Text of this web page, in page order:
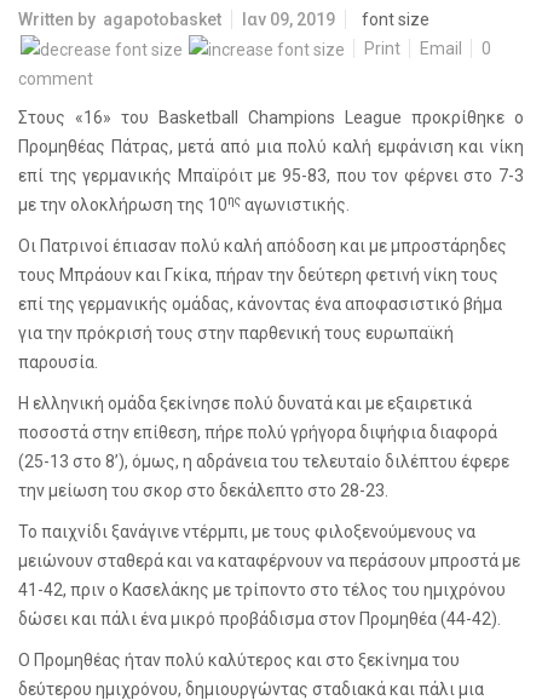
Written by agapotobasket Ιαν 09, 2019
font size
Print
Email
0
comment
Στους «16» του Basketball Champions League προκρίθηκε ο
Προμηθέας Πάτρας, μετά από μια πολύ καλή εμφάνιση και νίκη
επί της γερμανικής Μπαϊρόιτ με 95-83, που τον φέρνει στο 7-3
με την ολοκλήρωση της 10ης αγωνιστικής.
Οι Πατρινοί έπιασαν πολύ καλή απόδοση και με μπροστάρηδες
τους Μπράουν και Γκίκα, πήραν την δεύτερη φετινή νίκη τους
επί της γερμανικής ομάδας, κάνοντας ένα αποφασιστικό βήμα
για την πρόκρισή τους στην παρθενική τους ευρωπαϊκή
παρουσία.
Η ελληνική ομάδα ξεκίνησε πολύ δυνατά και με εξαιρετικά
ποσοστά στην επίθεση, πήρε πολύ γρήγορα διψήφια διαφορά
(25-13 στο 8’), όμως, η αδράνεια του τελευταίο διλέπτου έφερε
την μείωση του σκορ στο δεκάλεπτο στο 28-23.
Το παιχνίδι ξανάγινε ντέρμπι, με τους φιλοξενούμενους να
μειώνουν σταθερά και να καταφέρνουν να περάσουν μπροστά με
41-42, πριν ο Κασελάκης με τρίποντο στο τέλος του ημιχρόνου
δώσει και πάλι ένα μικρό προβάδισμα στον Προμηθέα (44-42).
Ο Προμηθέας ήταν πολύ καλύτερος και στο ξεκίνημα του
δεύτερου ημιχρόνου, δημιουργώντας σταδιακά και πάλι μια